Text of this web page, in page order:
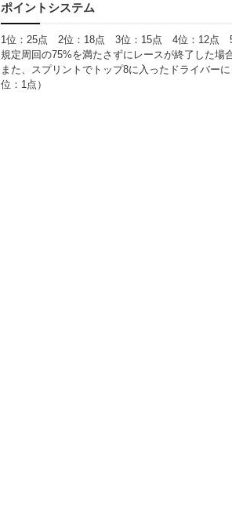
ポイントシステム
1位：25点 2位：18点 3位：15点 4位：12
規定周回の75%を満たさずにレースが終了した
また、スプリントでトップ8に入ったドライ
位：1点）